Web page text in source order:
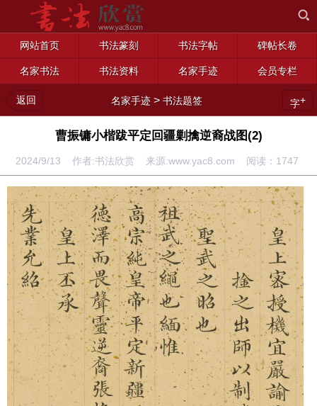
网站首页 书法篆刻 书法字帖 碑帖长卷
名家书法 书法资料 名家手迹 会员专栏
返回 名家手迹 >书法题签 字+
曹振镛小楷跋平定回疆剿擒逆裔战图(2)
2024/9/13 作者:书法欣赏 来源:www.yac8.com 阅读： 1747